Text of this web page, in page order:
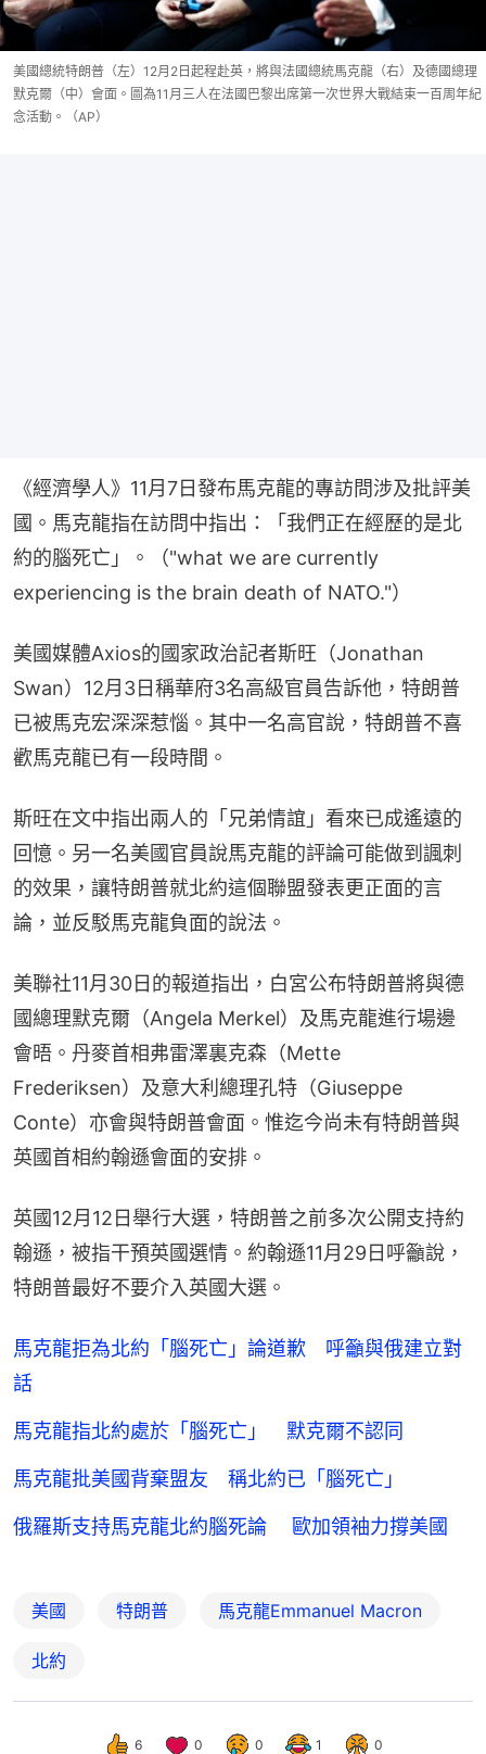
美國總統特朗普（左）12月2日起程赴英，將與法國總統馬克龍（右）及德國總理
默克爾（中）會面。圖為11月三人在法國巴黎出席第一次世界大戰結束一百周年紀
念活動。（AP）
《經濟學人》11月7日發布馬克龍的專訪問涉及批評美
國。馬克龍指在訪問中指出：「我們正在經歷的是北
約的腦死亡」。（"what we are currently
experiencing is the brain death of NATO."）
美國媒體Axios的國家政治記者斯旺（Jonathan
Swan）12月3日稱華府3名高級官員告訴他，特朗普
已被馬克宏深深惹惱。其中一名高官說，特朗普不喜
歡馬克龍已有一段時間。
斯旺在文中指出兩人的「兄弟情誼」看來已成遙遠的
回憶。另一名美國官員說馬克龍的評論可能做到諷刺
的效果，讓特朗普就北約這個聯盟發表更正面的言
論，並反駁馬克龍負面的說法。
美聯社11月30日的報道指出，白宮公布特朗普將與德
國總理默克爾（Angela Merkel）及馬克龍進行場邊
會晤。丹麥首相弗雷澤裏克森（Mette
Frederiksen）及意大利總理孔特（Giuseppe
Conte）亦會與特朗普會面。惟迄今尚未有特朗普與
英國首相約翰遜會面的安排。
英國12月12日舉行大選，特朗普之前多次公開支持約
翰遜，被指干預英國選情。約翰遜11月29日呼籲說，
特朗普最好不要介入英國大選。
馬克龍拒為北約「腦死亡」論道歉 呼籲與俄建立對
話
馬克龍指北約處於「腦死亡」 默克爾不認同
馬克龍批美國背棄盟友 稱北約已「腦死亡」
俄羅斯支持馬克龍北約腦死論 歐加領袖力撐美國
美國 特朗普 馬克龍Emmanuel Macron
北約
6 0 0 1 0